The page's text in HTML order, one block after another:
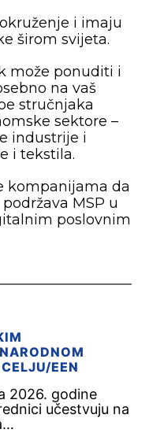
i imaju
širom svijeta.
može ponuditi i
na vaš
stručnjaka
sektore –
industrije i
i tekstila.
kompanijama da
MSP u
poslovnim
EEN
2026. godine
učestvuju na